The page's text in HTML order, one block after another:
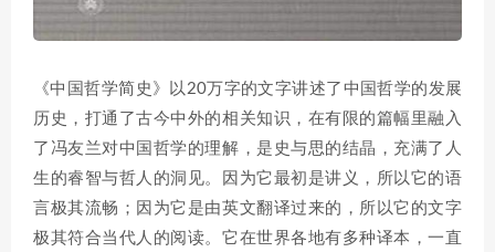
《中国哲学简史》以20万字的文字讲述了中国哲学的发展
历史，打通了古今中外的相关知识，在有限的篇幅里融入
了冯友兰对中国哲学的理解，是史与思的结晶，充满了人
生的睿智与哲人的洞见。因为它最初是讲义，所以它的语
言极其流畅；因为它是由英文翻译过来的，所以它的文字
极其符合当代人的阅读。它在世界各地有多种译本，一直